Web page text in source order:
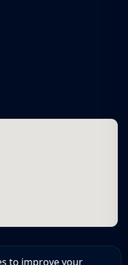
LinkedIn
to improve your